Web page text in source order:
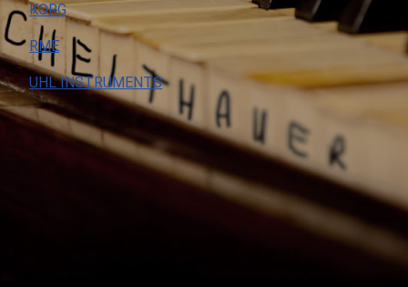
KORG
RME
UHL INSTRUMENTS